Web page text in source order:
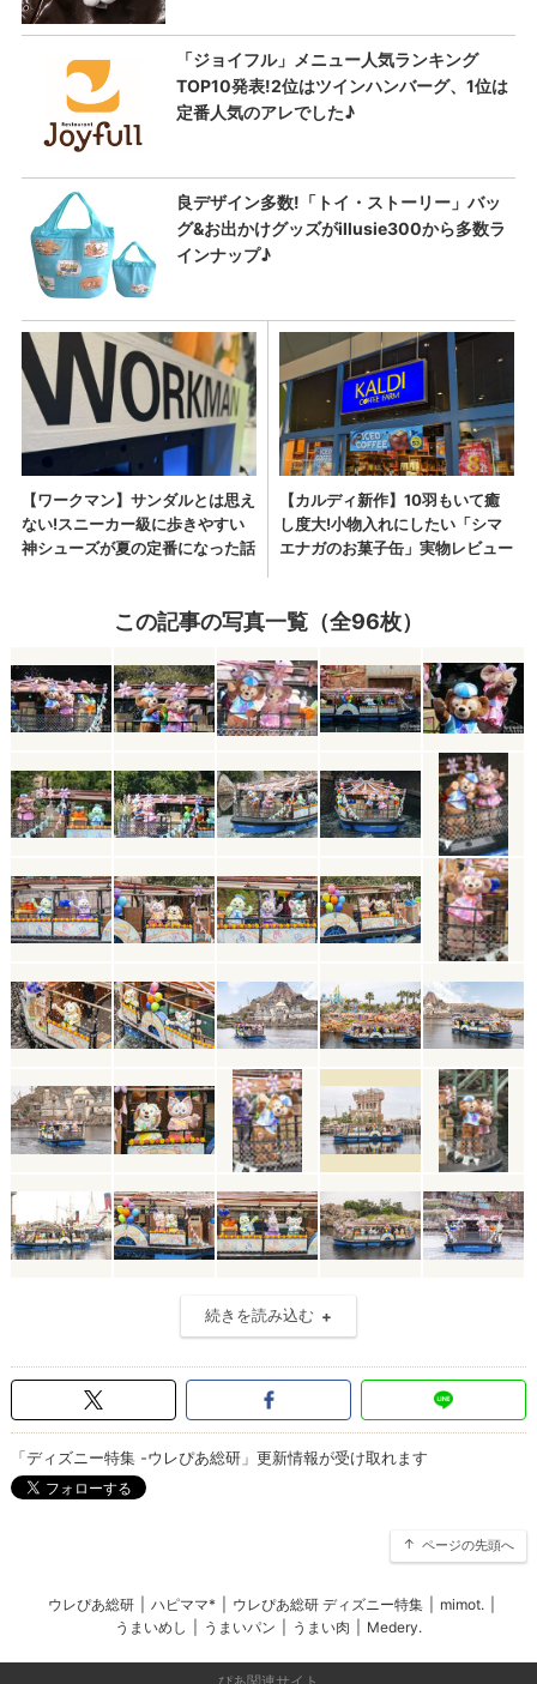
この記事の写真一覧（全96枚）
続きを読み込む
「ディズニー特集 -ウレぴあ総研」更新情報が受け取れます
ページの先頭へ
ウレぴあ総研 ハピママ* ウレぴあ総研 ディズニー特集 mimot.
うまいめし
うまいパン うまい肉 Medery.